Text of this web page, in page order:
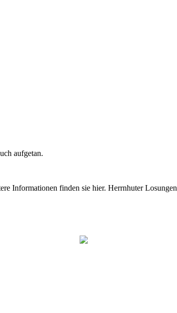
aufgetan.
Informationen finden sie hier. Herrnhuter Losungen